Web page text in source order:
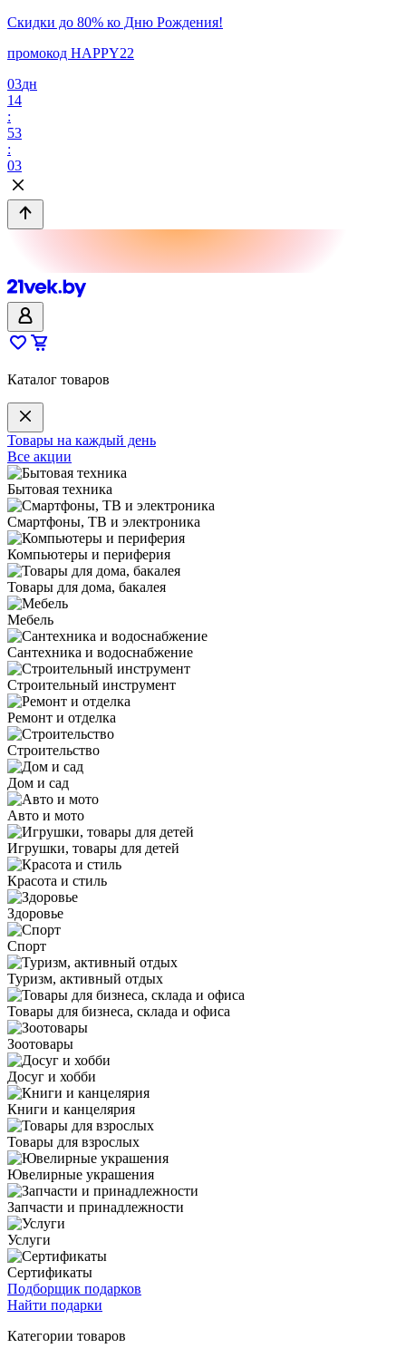
Скидки до 80% ко Дню Рождения!
промокод HAPPY22
03дн
14
:
53
:
03
Каталог товаров
Товары на каждый день
Все акции
Бытовая техника
Смартфоны, ТВ и электроника
Компьютеры и периферия
Товары для дома, бакалея
Мебель
Сантехника и водоснабжение
Строительный инструмент
Ремонт и отделка
Строительство
Дом и сад
Авто и мото
Игрушки, товары для детей
Красота и стиль
Здоровье
Спорт
Туризм, активный отдых
Товары для бизнеса, склада и офиса
Зоотовары
Досуг и хобби
Книги и канцелярия
Товары для взрослых
Ювелирные украшения
Запчасти и принадлежности
Услуги
Сертификаты
Подборщик подарков
Найти подарки
Категории товаров